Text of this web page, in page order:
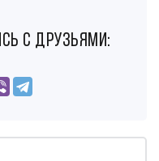
с друзьями: